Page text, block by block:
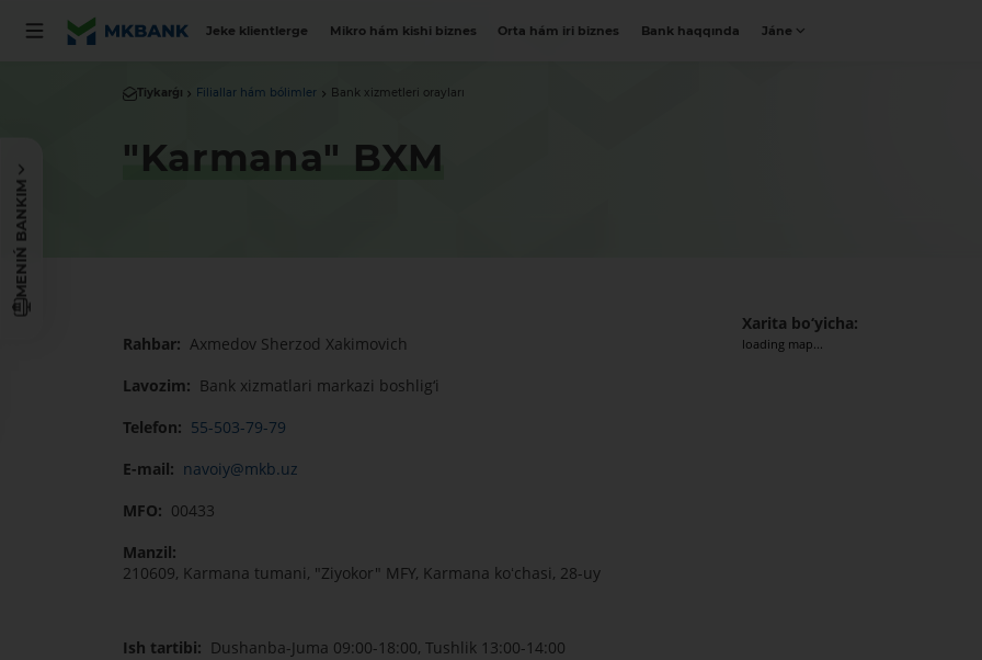
Jeke klientlerge Mikro hám kishi biznes Orta hám iri biznes Bank haqqında Jáne
MENIŃ BANKIM
Tiykarǵı Filiallar hám bólimler Bank xizmetleri orayları
"Karmana" BXM
Rahbar: Axmedov Sherzod Xakimovich
Lavozim: Bank xizmatlari markazi boshlig‘i
Telefon: 55-503-79-79
E-mail: navoiy@mkb.uz
MFO: 00433
Manzil:
210609, Karmana tumani, "Ziyokor" MFY, Karmana koʻchasi, 28-uy
Ish tartibi: Dushanba-Juma 09:00-18:00, Tushlik 13:00-14:00
Xarita bo‘yicha:
loading map...